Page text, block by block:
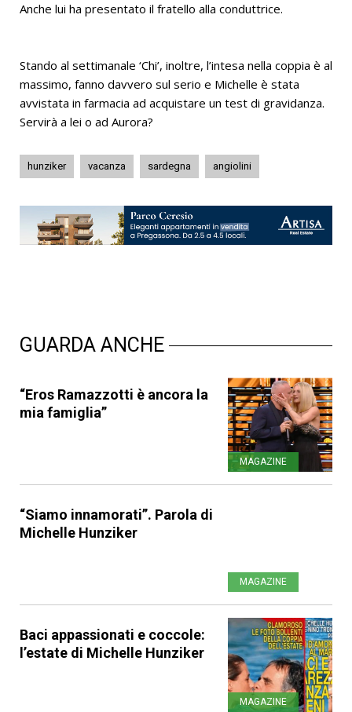
Anche lui ha presentato il fratello alla conduttrice.
Stando al settimanale ‘Chi’, inoltre, l’intesa nella coppia è al
massimo, fanno davvero sul serio e Michelle è stata
avvistata in farmacia ad acquistare un test di gravidanza.
Servirà a lei o ad Aurora?
hunziker vacanza sardegna angiolini
GUARDA ANCHE
“Eros Ramazzotti è ancora la
mia famiglia”
MAGAZINE
“Siamo innamorati”. Parola di
Michelle Hunziker
MAGAZINE
Baci appassionati e coccole:
l’estate di Michelle Hunziker
MAGAZINE